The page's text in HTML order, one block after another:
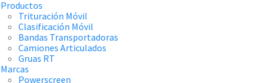
Productos
Trituración Móvil
Clasificación Móvil
Bandas Transportadoras
Camiones Articulados
Gruas RT
Marcas
Powerscreen